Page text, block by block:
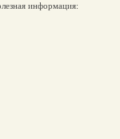
информация: